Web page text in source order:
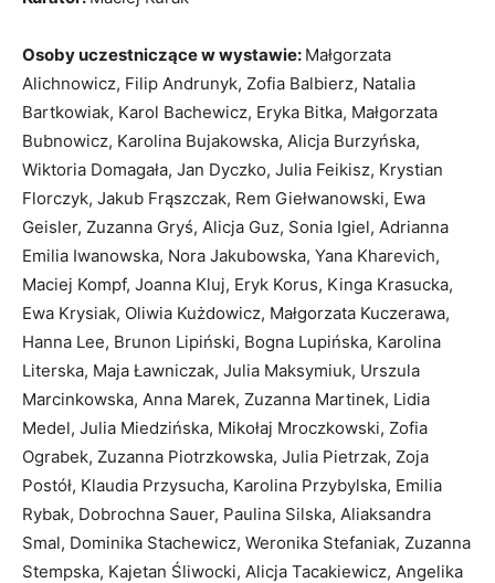
Osoby uczestniczące w wystawie: Małgorzata
Alichnowicz, Filip Andrunyk, Zofia Balbierz, Natalia
Bartkowiak, Karol Bachewicz, Eryka Bitka, Małgorzata
Bubnowicz, Karolina Bujakowska, Alicja Burzyńska,
Wiktoria Domagała, Jan Dyczko, Julia Feikisz, Krystian
Florczyk, Jakub Frąszczak, Rem Giełwanowski, Ewa
Geisler, Zuzanna Gryś, Alicja Guz, Sonia Igiel, Adrianna
Emilia Iwanowska, Nora Jakubowska, Yana Kharevich,
Maciej Kompf, Joanna Kluj, Eryk Korus, Kinga Krasucka,
Ewa Krysiak, Oliwia Kużdowicz, Małgorzata Kuczerawa,
Hanna Lee, Brunon Lipiński, Bogna Lupińska, Karolina
Literska, Maja Ławniczak, Julia Maksymiuk, Urszula
Marcinkowska, Anna Marek, Zuzanna Martinek, Lidia
Medel, Julia Miedzińska, Mikołaj Mroczkowski, Zofia
Ograbek, Zuzanna Piotrzkowska, Julia Pietrzak, Zoja
Postół, Klaudia Przysucha, Karolina Przybylska, Emilia
Rybak, Dobrochna Sauer, Paulina Silska, Aliaksandra
Smal, Dominika Stachewicz, Weronika Stefaniak, Zuzanna
Stempska, Kajetan Śliwocki, Alicja Tacakiewicz, Angelika